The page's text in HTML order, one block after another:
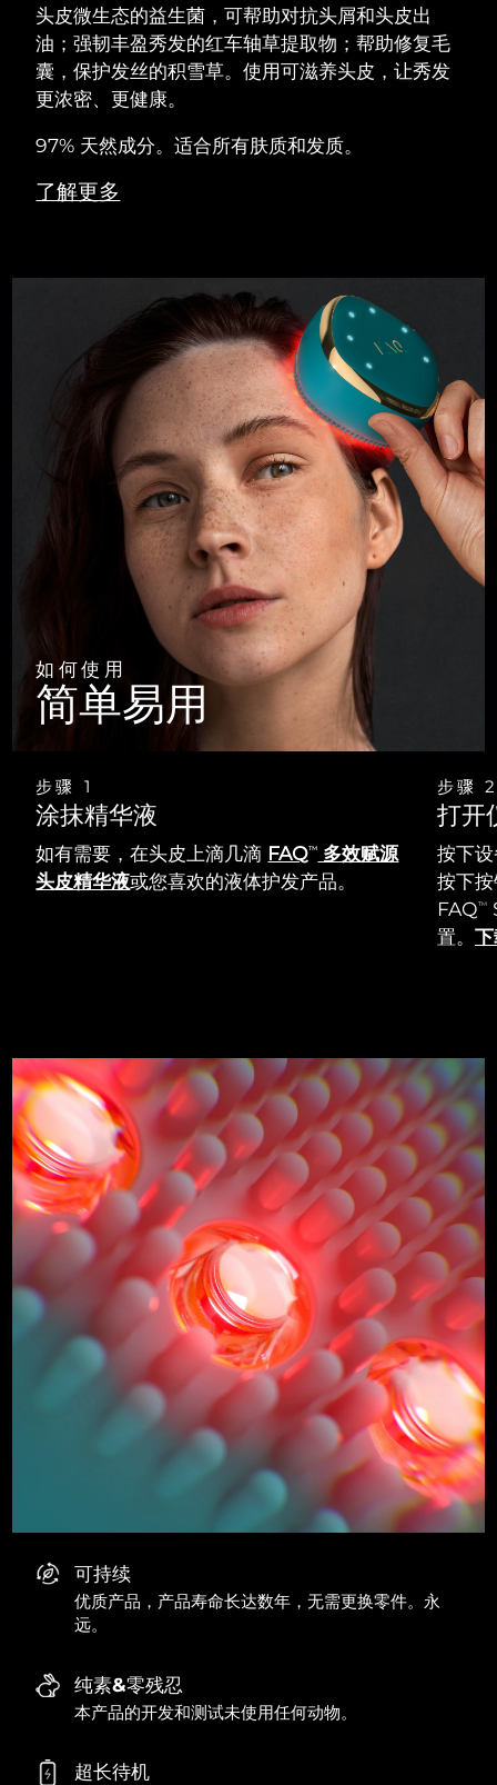
头皮微生态的益生菌，可帮助对抗头屑和头皮出
油；强韧丰盈秀发的红车轴草提取物；帮助修复毛
囊，保护发丝的积雪草。使用可滋养头皮，让秀发
更浓密、更健康。
97% 天然成分。适合所有肤质和发质。
了解更多
如何使用
简单易用
步骤 1
涂抹精华液
如有需要，在头皮上滴几滴 FAQTM
多效赋源
头皮精华液或您喜欢的液体护发产品。
步骤
打开
按下
按下
FAQTM
置。
可持续
优质产品，产品寿命长达数年，无需更换零件。永
远。
纯素&零残忍
本产品的开发和测试未使用任何动物。
超长待机